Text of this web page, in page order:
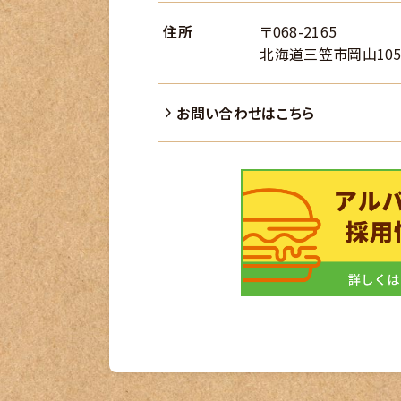
住所
〒068-2165
北海道三笠市岡山
お問い合わせはこちら